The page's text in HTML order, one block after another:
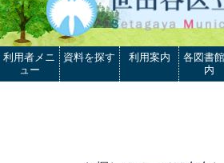
利用者メニ
ュー
資料を探す 利用案内
各図書
内